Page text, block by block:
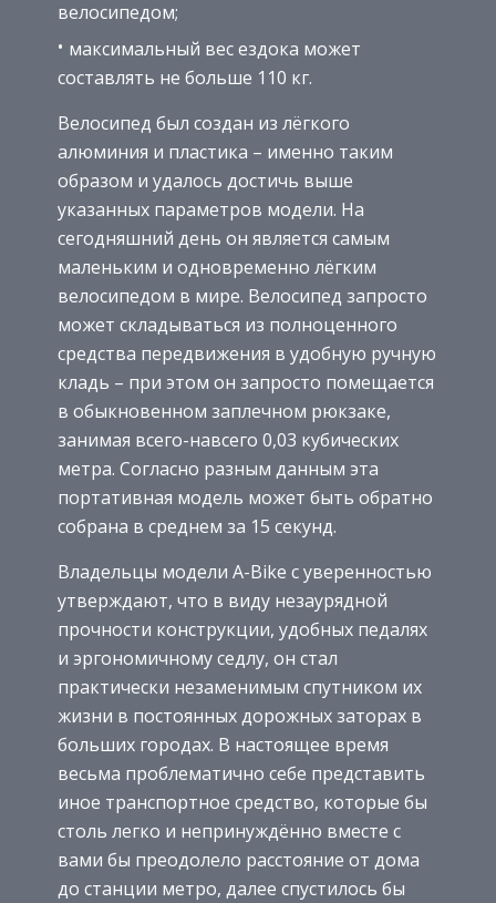
велосипедом;
максимальный вес ездока может
составлять не больше 110 кг.
Велосипед был создан из лёгкого
алюминия и пластика – именно таким
образом и удалось достичь выше
указанных параметров модели. На
сегодняшний день он является самым
маленьким и одновременно лёгким
велосипедом в мире. Велосипед запросто
может складываться из полноценного
средства передвижения в удобную ручную
кладь – при этом он запросто помещается
в обыкновенном заплечном рюкзаке,
занимая всего-навсего 0,03 кубических
метра. Согласно разным данным эта
портативная модель может быть обратно
собрана в среднем за 15 секунд.
Владельцы модели A-Bike с уверенностью
утверждают, что в виду незаурядной
прочности конструкции, удобных педалях
и эргономичному седлу, он стал
практически незаменимым спутником их
жизни в постоянных дорожных заторах в
больших городах. В настоящее время
весьма проблематично себе представить
иное транспортное средство, которые бы
столь легко и непринуждённо вместе с
вами бы преодолело расстояние от дома
до станции метро, далее спустилось бы